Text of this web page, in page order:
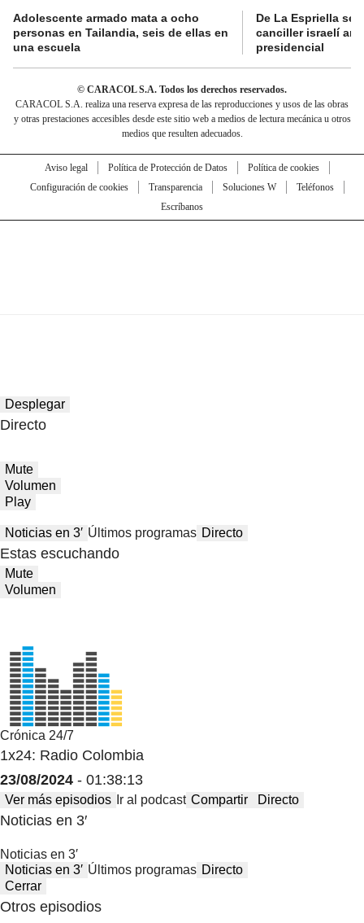
Adolescente armado mata a ocho
personas en Tailandia, seis de ellas en
una escuela
De La Espriella se
canciller israelí
presidencial
© CARACOL S.A. Todos los derechos reservados.
CARACOL S.A. realiza una reserva expresa de las reproducciones y usos de las obras
y otras prestaciones accesibles desde este sitio web a medios de lectura mecánica u otros
medios que resulten adecuados.
Aviso legal Política de Protección de Datos
Política de cookies
Configuración de cookies
Transparencia Soluciones W
Teléfonos
Escríbanos
Desplegar
Directo
Mute
Volumen
Play
Noticias en 3′ Últimos programas Directo
Estas escuchando
Mute
Volumen
Crónica 24/7
1x24: Radio Colombia
23/08/2024 - 01:38:13
Ver más episodios Ir al podcast Compartir Directo
Noticias en 3′
Noticias en 3′
Noticias en 3′ Últimos programas Directo
Cerrar
Otros episodios